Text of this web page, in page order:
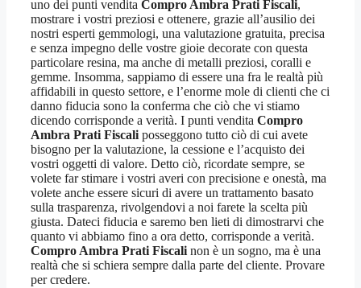
uno dei punti vendita Compro Ambra Prati Fiscali,
mostrare i vostri preziosi e ottenere, grazie all’ausilio dei
nostri esperti gemmologi, una valutazione gratuita, precisa
e senza impegno delle vostre gioie decorate con questa
particolare resina, ma anche di metalli preziosi, coralli e
gemme. Insomma, sappiamo di essere una fra le realtà più
affidabili in questo settore, e l’enorme mole di clienti che ci
danno fiducia sono la conferma che ciò che vi stiamo
dicendo corrisponde a verità. I punti vendita Compro
Ambra Prati Fiscaliposseggono tutto ciò di cui avete
bisogno per la valutazione, la cessione e l’acquisto dei
vostri oggetti di valore. Detto ciò, ricordate sempre, se
volete far stimare i vostri averi con precisione e onestà, ma
volete anche essere sicuri di avere un trattamento basato
sulla trasparenza, rivolgendovi a noi farete la scelta più
giusta. Dateci fiducia e saremo ben lieti di dimostrarvi che
quanto vi abbiamo fino a ora detto, corrisponde a verità.
Compro Ambra Prati Fiscalinon è un sogno, ma è una
realtà che si schiera sempre dalla parte del cliente. Provare
per credere.